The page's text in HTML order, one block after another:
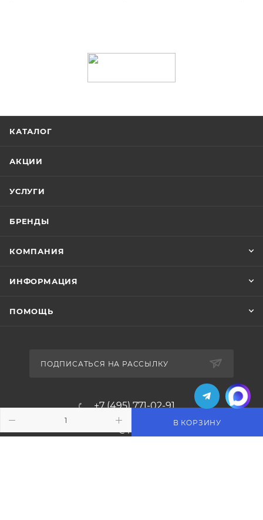
В КОРЗИНУ
КАТАЛОГ
АКЦИИ
УСЛУГИ
БРЕНДЫ
КОМПАНИЯ
ИНФОРМАЦИЯ
ПОМОЩЬ
ПОДПИСАТЬСЯ НА РАССЫЛКУ
+7 (495) 771-02-91
info@pos-shop.ru